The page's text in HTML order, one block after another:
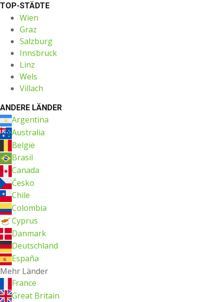
TOP-STÄDTE
Wien
Graz
Salzburg
Innsbruck
Linz
Wels
Villach
ANDERE LÄNDER
Argentina
Australia
België
Brasil
Canada
Česko
Chile
Colombia
Cyprus
Danmark
Deutschland
España
Mehr Länder
France
Great Britain